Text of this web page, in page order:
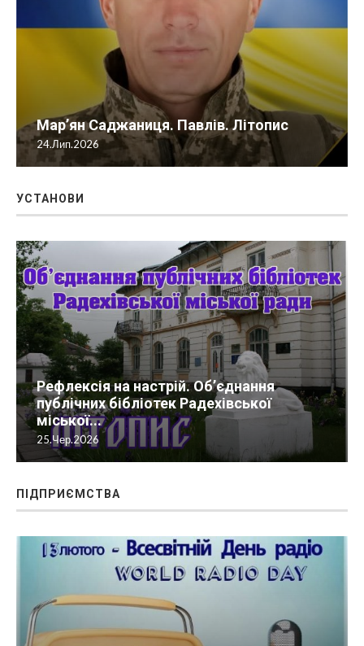
Мар’ян Саджаниця. Павлів. Літопис
24.Лип.2026
УСТАНОВИ
Рефлексія на настрій. Об’єднання
публічних бібліотек Радехівської
міської...
25.Чер.2026
ПІДПРИЄМСТВА